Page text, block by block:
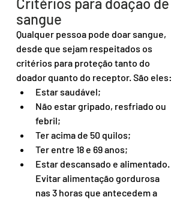
sangue
Qualquer pessoa pode doar sangue,
desde que sejam respeitados os
critérios para proteção tanto do
doador quanto do receptor. São eles:
Estar saudável;
Não estar gripado, resfriado ou
febril;
Ter acima de 50 quilos;
Ter entre 18 e 69 anos;
Estar descansado e alimentado.
Evitar alimentação gordurosa
nas 3 horas que antecedem a